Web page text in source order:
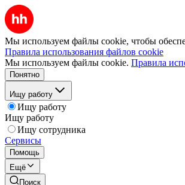
Мы используем файлы cookie, чтобы
Правила использования файлов cookie
Мы используем файлы cookie. Правила
Понятно
Ищу работу
Ищу работу
Ищу работу
Ищу сотрудника
Сервисы
Помощь
Ещё
Поиск